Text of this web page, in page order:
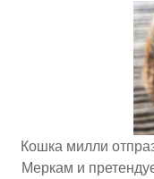
Кошка милли
Меркам и